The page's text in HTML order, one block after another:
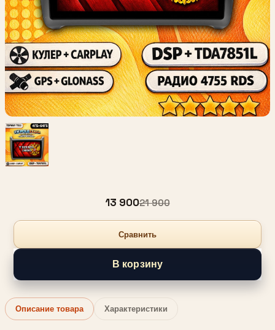
13 90021 900
Сравнить
В корзину
Описание товара Характеристики